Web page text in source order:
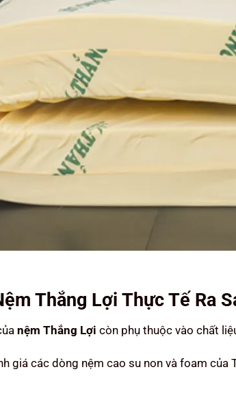
Thắng Lợi Thực Tế Ra
nệm Thắng Lợi còn phụ thuộc vào chất
giá các dòng nệm cao su non và foam